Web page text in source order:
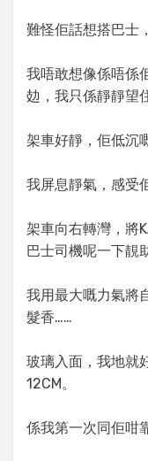
難怪佢話想搭巴士
我唔敢想像係唔係
攰，我只係靜靜望
架車好靜，佢低沉
我屏息靜氣，感受
架車向右轉灣，將
巴士司機呢一下靚
我用最大嘅力氣將
髮香……
玻璃入面，我地就
12CM。
係我第一次同佢咁